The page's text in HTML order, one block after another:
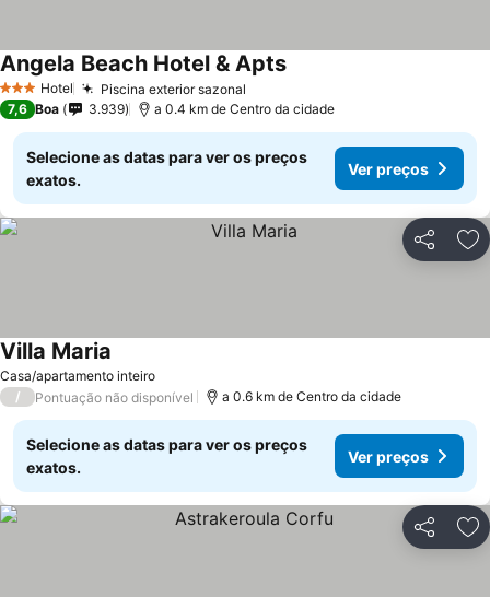
3 EstrelasHotel Piscina exterior sazonal
Angela Beach Hotel & AptsVer preços
7,6 Boa 3.939 a 0.4 km de Centro da cidade
Selecione as datas para ver os preços
exatos.
Ver preços
Partilhar
Casa/apartamento inteiro
Villa Maria
/ Pontuação não disponível a 0.6 km de Centro da cidade
Selecione as datas para ver os preços
exatos.
Ver preços
Partilhar